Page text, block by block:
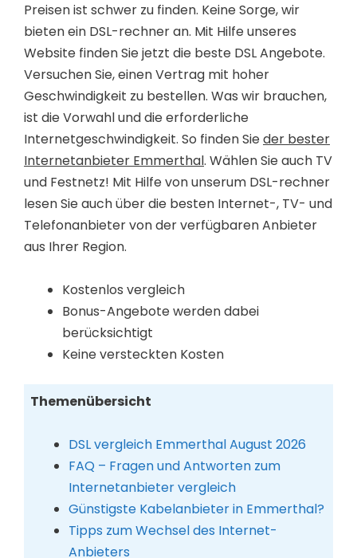
Preisen ist schwer zu finden. Keine Sorge, wir
bieten ein DSL-rechner an. Mit Hilfe unseres
Website finden Sie jetzt die beste DSL Angebote.
Versuchen Sie, einen Vertrag mit hoher
Geschwindigkeit zu bestellen. Was wir brauchen,
ist die Vorwahl und die erforderliche
Internetgeschwindigkeit. So finden Sieder bester
Internetanbieter Emmerthal. Wählen Sie auch TV
und Festnetz! Mit Hilfe von unserum DSL-rechner
lesen Sie auch über die besten Internet-, TV- und
Telefonanbieter von der verfügbaren Anbieter
aus Ihrer Region.
Kostenlos vergleich
Bonus-Angebote werden dabei
berücksichtigt
Keine versteckten Kosten
Themenübersicht
DSL vergleich Emmerthal August 2026
FAQ – Fragen und Antworten zum
Internetanbieter vergleich
Günstigste Kabelanbieter in Emmerthal?
Tipps zum Wechsel des Internet-
Anbieters